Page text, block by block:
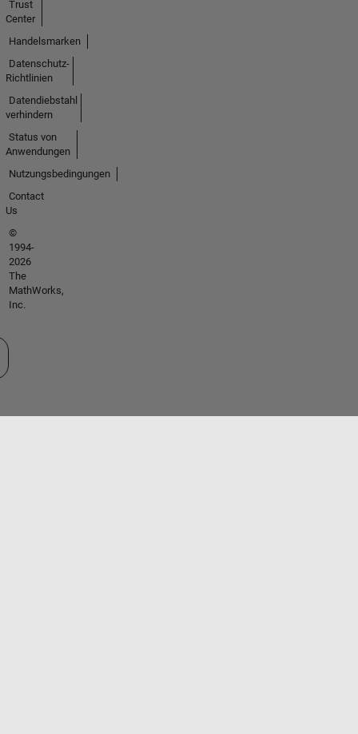
Trust
Center
Handelsmarken
Datenschutz-
Richtlinien
Datendiebstahl
verhindern
Status von
Anwendungen
Nutzungsbedingungen
Contact
Us
©
1994-
2026
The
MathWorks,
Inc.